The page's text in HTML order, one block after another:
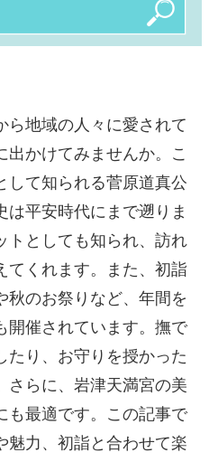
ら地域の人々に愛されて
出かけてみませんか。こ
して知られる菅原道真公
は平安時代にまで遡りま
トとしても知られ、訪れ
てくれます。また、初詣
秋のお祭りなど、年間を
開催されています。撫で
たり、お守りを授かった
さらに、岩津天満宮の美
も最適です。この記事で
魅力、初詣と合わせて楽